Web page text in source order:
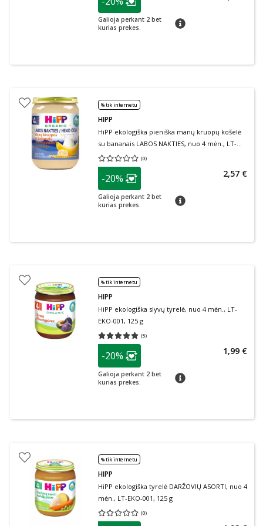
Lojalumo klubo narių nuolaida
Galioja perkant 2 bet
kurias prekes.
patarimas
% tik internetu
HIPP
HiPP ekologiška pieniška manų kruopų košelė
su bananais LABOS NAKTIES, nuo 4 mėn., LT-
EKO-001, 190 g
(0)
Vidutinis įvertinimas 0.00
patarimas
Lojalumo klubo narių nuolaida
-20%
Galioja perkant 2 bet
kurias prekes.
patarimas
2,57 €
% tik internetu
HIPP
HiPP ekologiška slyvų tyrelė, nuo 4 mėn., LT-
EKO-001, 125 g
(5)
Vidutinis įvertinimas 5.00
patarimas
Lojalumo klubo narių nuolaida
-20%
Galioja perkant 2 bet
kurias prekes.
patarimas
1,99 €
% tik internetu
HIPP
HiPP ekologiška tyrelė DARŽOVIŲ ASORTI, nuo 4
mėn., LT-EKO-001, 125 g
(0)
Vidutinis įvertinimas 0.00